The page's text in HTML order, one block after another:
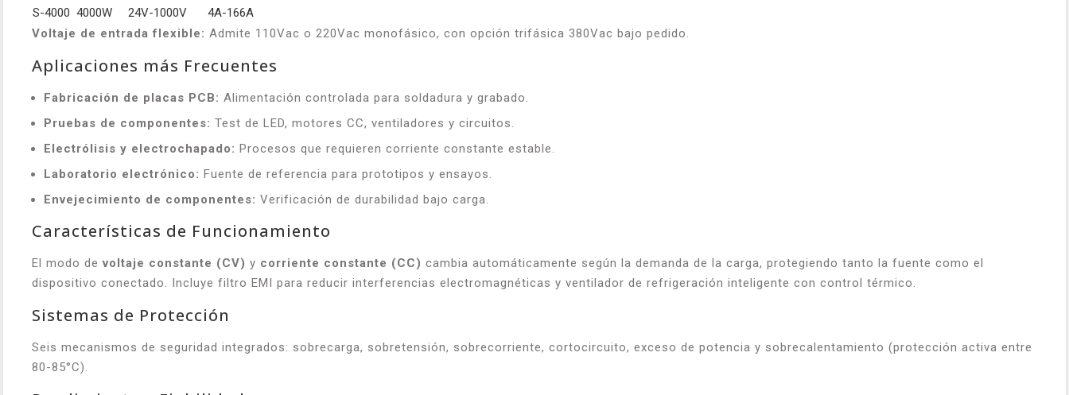
S-4000 4000W 24V-1000V
4A-166A
Voltaje de entrada flexible: Admite 110Vac o 220Vac monofásico, con opción trifásica 380Vac bajo pedido.
Aplicaciones más Frecuentes
Fabricación de placas PCB: Alimentación controlada para soldadura y grabado.
Pruebas de componentes: Test de LED, motores CC, ventiladores y circuitos.
Electrólisis y electrochapado: Procesos que requieren corriente constante estable.
Laboratorio electrónico: Fuente de referencia para prototipos y ensayos.
Envejecimiento de componentes: Verificación de durabilidad bajo carga.
Características de Funcionamiento
El modo devoltaje constante (CV) y corriente constante (CC) cambia automáticamente según la demanda de la carga, protegiendo tanto la fuente como el
dispositivo conectado. Incluye filtro EMI para reducir interferencias electromagnéticas y ventilador de refrigeración inteligente con control térmico.
Sistemas de Protección
Seis mecanismos de seguridad integrados: sobrecarga, sobretensión, sobrecorriente, cortocircuito, exceso de potencia y sobrecalentamiento (protección activa entre
80-85°C).